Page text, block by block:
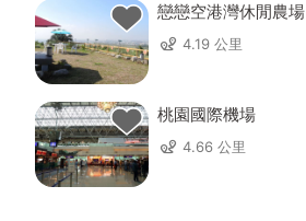
戀戀空港灣休閒農場
4.19 公里
桃園國際機場
4.66 公里